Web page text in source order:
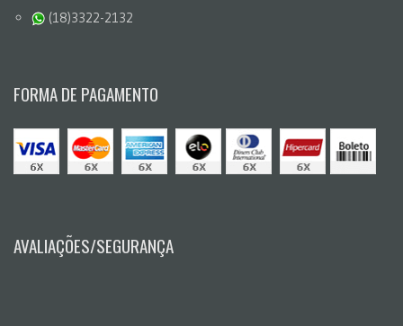
(18)3322-2132
FORMA DE PAGAMENTO
AVALIAÇÕES/SEGURANÇA